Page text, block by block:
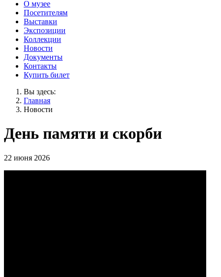
О музее
Посетителям
Выставки
Экспозиции
Коллекции
Новости
Документы
Контакты
Купить билет
Вы здесь:
Главная
Новости
День памяти и скорби
22 июня 2026